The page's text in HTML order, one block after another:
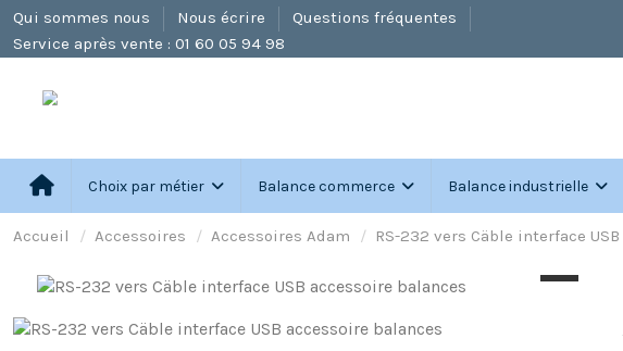
Qui sommes nous Nous écrire
Questions fréquentes
Service après vente : 01 60 05 94 98
Choix par métier Balance commerce Balance industrielle
Accueil Accessoires Accessoires Adam RS-232 vers Cäble interface USB